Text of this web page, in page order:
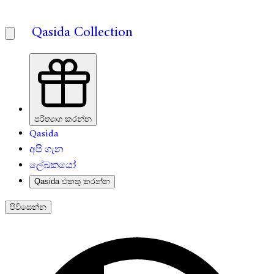
Qasida Collection
පරිත්‍යාග කරන්න
Qasida
අපි ගැන
ලේඛකයෝ
Qasida එකතු කරන්න
පිවිසෙන්න